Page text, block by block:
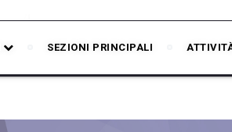
SEZIONI PRINCIPALI